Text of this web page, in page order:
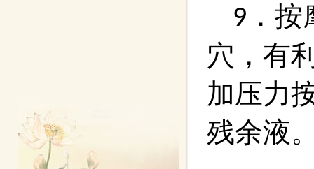
9 ．
穴，有
加压力
残余液